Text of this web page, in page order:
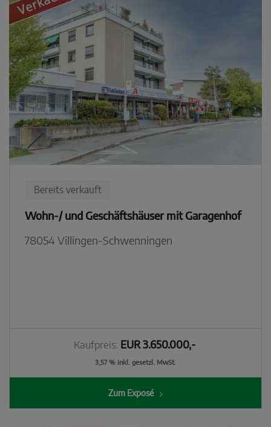
Bereits verkauft
Wohn-/ und Geschäftshäuser mit Garagenhof
78054 Villingen-Schwenningen
Kaufpreis: EUR 3.650.000,-
3,57 % inkl. gesetzl. MwSt.
Zum Exposé